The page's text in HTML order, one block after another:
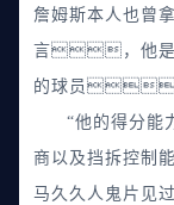
詹姆斯本人也曾
言，他是
的球员
“他的得分
商以及挡拆控制
马久久人鬼片